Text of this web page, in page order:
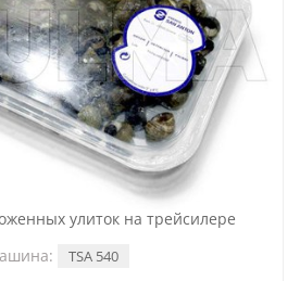
улиток на трейсилере
TSA 540